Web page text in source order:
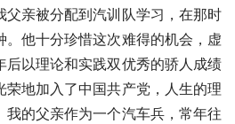
父亲被分配到汽训队学习，在那时
。他十分珍惜这次难得的机会，虚
后以理论和实践双优秀的骄人成绩
荣地加入了中国共产党，人生的理
我的父亲作为一个汽车兵，常年往